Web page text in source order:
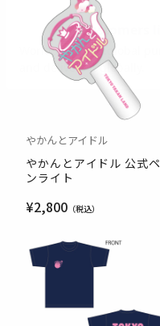
やかんとアイドル
やかんとアイドル 公式ペ
ンライト
¥2,800